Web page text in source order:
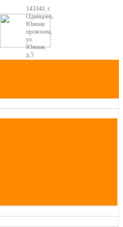
143340, г.
Одинцово,
Южная
промзона,
ул.
Южная,
д.5